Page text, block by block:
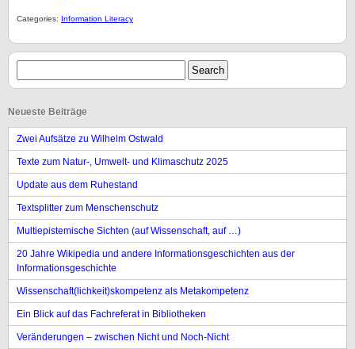
Categories: Information Literacy
Neueste Beiträge
Zwei Aufsätze zu Wilhelm Ostwald
Texte zum Natur-, Umwelt- und Klimaschutz 2025
Update aus dem Ruhestand
Textsplitter zum Menschenschutz
Multiepistemische Sichten (auf Wissenschaft, auf …)
20 Jahre Wikipedia und andere Informationsgeschichten aus der
Informationsgeschichte
Wissenschaft(lichkeit)skompetenz als Metakompetenz
Ein Blick auf das Fachreferat in Bibliotheken
Veränderungen – zwischen Nicht und Noch-Nicht